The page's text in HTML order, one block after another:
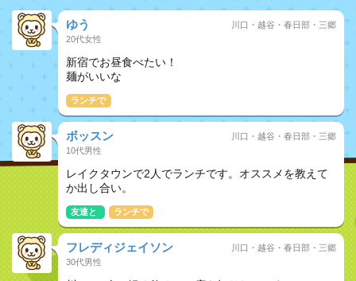
ゆう
20代女性
川口・越谷・春日部・三郷
新宿でお昼食べたい！
麺がいいな
ランチで
ボッスン
10代男性
川口・越谷・春日部・三郷
レイクタウンで2人でランチです。オススメを教えて
か出し合い。
友達と ランチで
フレディジェイソン
30代男性
川口・越谷・春日部・三郷